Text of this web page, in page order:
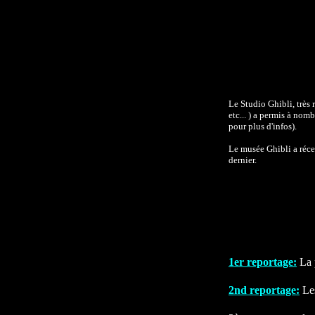
Le Studio Ghibli, très
etc... ) a permis à
pour plus d'infos).
Le musée Ghibli a
dernier.
1er reportage: La
2nd reportage: